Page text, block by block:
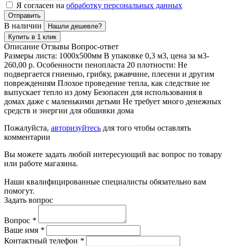
Я согласен на обработку персональных данных
Отправить
В наличии
Нашли дешевле?
Купить в 1 клик
Описание Отзывы Вопрос-ответ
Размеры листа: 1000х500мм В упаковке 0,3 м3, цена за м3-
260,00 р. Особенности пенопласта 20 плотности: Не
подвергается гниенью, грибку, ржавчине, плесени и другим
повреждениям Плохое проведение тепла, как следствие не
выпускает тепло из дому Безопасен для использования в
домах даже с маленькими детьми Не требует много денежных
средств и энергии для обшивки дома
Пожалуйста, авторизуйтесь для того чтобы оставлять
комментарии
Вы можете задать любой интересующий вас вопрос по товару
или работе магазина.
Наши квалифицированные специалисты обязательно вам
помогут.
Задать вопрос
Вопрос *
Ваше имя *
Контактный телефон *